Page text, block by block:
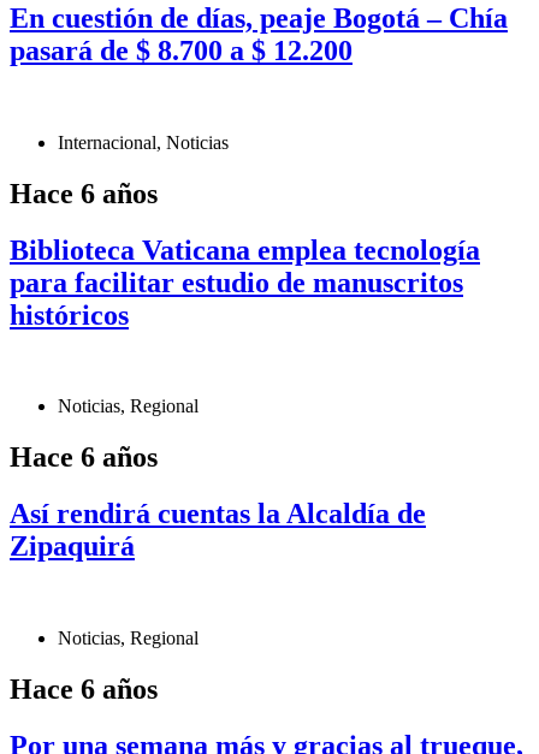
En cuestión de días, peaje Bogotá – Chía
pasará de $ 8.700 a $ 12.200
Internacional, Noticias
Hace 6 años
Biblioteca Vaticana emplea tecnología
para facilitar estudio de manuscritos
históricos
Noticias, Regional
Hace 6 años
Así rendirá cuentas la Alcaldía de
Zipaquirá
Noticias, Regional
Hace 6 años
Por una semana más y gracias al trueque,